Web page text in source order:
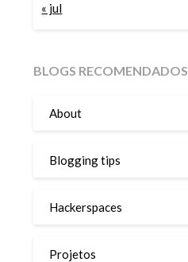
« jul
BLOGS RECOMENDADOS
About
Blogging tips
Hackerspaces
Projetos